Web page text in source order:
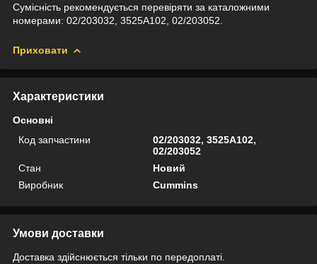
Сумісність рекомендується перевіряти за каталожними
номерами: 02/203032, 3525A102, 02/203052.
Приховати
Характеристики
Основні
Код запчастини
02/203032, 3525A102,
02/203052
Стан
Новий
Виробник
Cummins
Умови доставки
Доставка здійснюється тільки по передоплаті.